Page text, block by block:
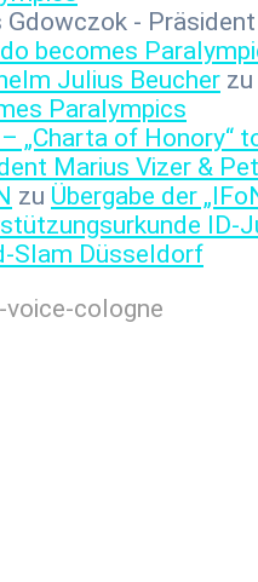
Gdowczok -
becomes
Julius Beucher zu
Paralympics
„Charta of Honory“
Marius Vizer &
zu Übergabe der
ID-
Slam Düsseldorf
voice-cologne